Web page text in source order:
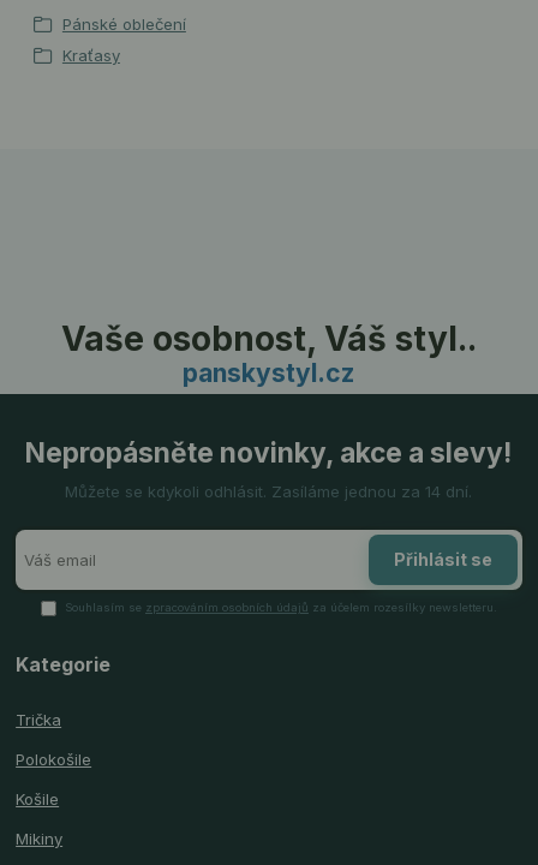
Pánské oblečení
Kraťasy
Vaše osobnost, Váš styl..
panskystyl.cz
Nepropásněte novinky, akce a slevy!
Můžete se kdykoli odhlásit. Zasíláme jednou za 14 dní.
Přihlásit se
Souhlasím se zpracováním osobních údajů za účelem rozesílky newsletteru.
Kategorie
Trička
Polokošile
Košile
Mikiny